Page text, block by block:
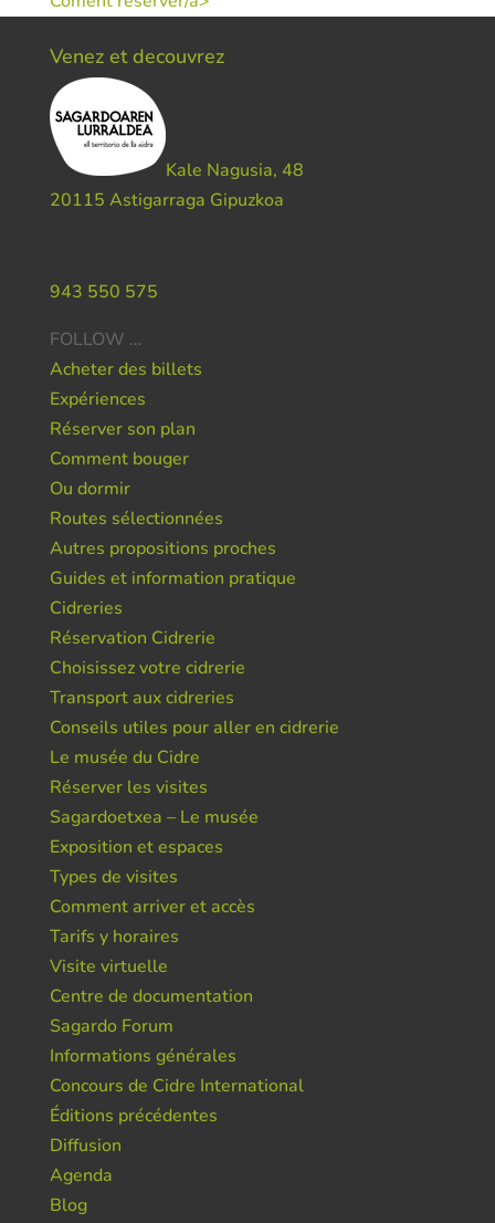
Venez et decouvrez
Kale Nagusia, 48
20115 Astigarraga Gipuzkoa
943 550 575
FOLLOW …
Acheter des billets
Expériences
Réserver son plan
Comment bouger
Ou dormir
Routes sélectionnées
Autres propositions proches
Guides et information pratique
Cidreries
Réservation Cidrerie
Choisissez votre cidrerie
Transport aux cidreries
Conseils utiles pour aller en cidrerie
Le musée du Cidre
Réserver les visites
Sagardoetxea – Le musée
Exposition et espaces
Types de visites
Comment arriver et accès
Tarifs y horaires
Visite virtuelle
Centre de documentation
Sagardo Forum
Informations générales
Concours de Cidre International
Éditions précédentes
Diffusion
Agenda
Blog